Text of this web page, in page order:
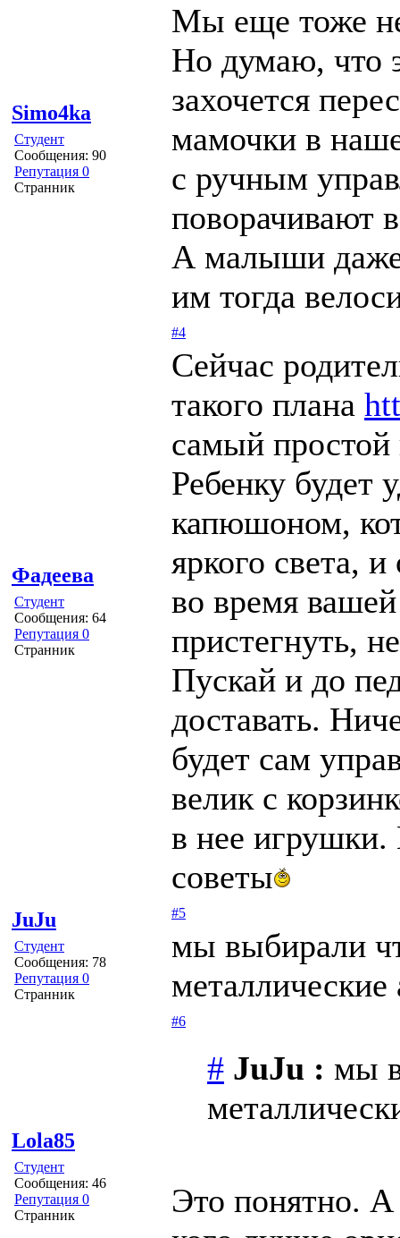
Simo4ka
Студент
Сообщения: 90
Репутация 0
Странник
Мы еще тоже
Но думаю, что
захочется
мамочки в
с ручным
поворачивают
А малыши даже
им тогда
Фадеева
Студент
Сообщения: 64
Репутация 0
Странник
#4
Сейчас
такого плана
самый
Ребенку будет
капюшоном,
яркого света,
во время
пристегнуть,
Пускай и до
доставать.
будет сам
велик с
в нее игрушки.
советы
JuJu
Студент
Сообщения: 78
Репутация 0
Странник
#5
мы выбирали
Lola85
Студент
Сообщения: 46
Репутация 0
Странник
#6
# JuJu : мы
Это понятно.